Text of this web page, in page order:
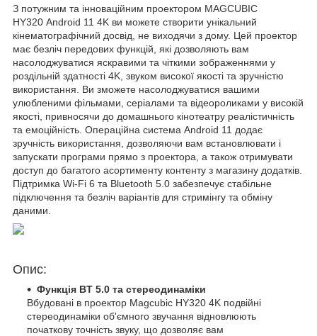
З потужним та інноваційним проектором MAGCUBIC
HY320 Android 11 4K ви можете створити унікальний
кінематографічний досвід, не виходячи з дому. Цей проектор
має безліч передових функцій, які дозволяють вам
насолоджуватися яскравими та чіткими зображеннями у
роздільній здатності 4K, звуком високої якості та зручністю
використання. Ви зможете насолоджуватися вашими
улюбленими фільмами, серіалами та відеороликами у високій
якості, привносячи до домашнього кінотеатру реалістичність
та емоційність. Операційна система Android 11 додає
зручність використання, дозволяючи вам встановлювати і
запускати програми прямо з проектора, а також отримувати
доступ до багатого асортименту контенту з магазину додатків.
Підтримка Wi-Fi 6 та Bluetooth 5.0 забезпечує стабільне
підключення та безліч варіантів для стримінгу та обміну
даними.
Опис:
Функція BT 5.0 та стереодинаміки
Вбудовані в проектор Magcubic HY320 4K подвійні
стереодинаміки об'ємного звучання відновлюють
початкову точність звуку, що дозволяє вам